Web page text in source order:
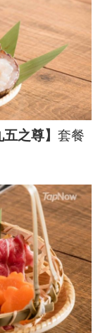
五之尊】套餐